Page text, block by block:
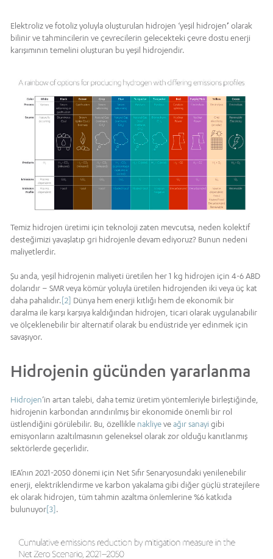
Elektroliz ve fotoliz yoluyla oluşturulan hidrojen ‘yeşil hidrojen’ olarak
bilinir ve tahmincilerin ve çevrecilerin gelecekteki çevre dostu enerji
karışımının temelini oluşturan bu yeşil hidrojendir.
Temiz hidrojen üretimi için teknoloji zaten mevcutsa, neden kolektif
desteğimizi yavaşlatıp gri hidrojenle devam ediyoruz? Bunun nedeni
maliyetlerdir.
Şu anda, yeşil hidrojenin maliyeti üretilen her 1 kg hidrojen için 4-6 ABD
dolarıdır – SMR veya kömür yoluyla üretilen hidrojenden iki veya üç kat
daha pahalıdır.[2] Dünya hem enerji kıtlığı hem de ekonomik bir
daralma ile karşı karşıya kaldığından hidrojen, ticari olarak uygulanabilir
ve ölçeklenebilir bir alternatif olarak bu endüstride yer edinmek için
savaşıyor.
Hidrojenin gücünden yararlanma
Hidrojen’in artan talebi, daha temiz üretim yöntemleriyle birleştiğinde,
hidrojenin karbondan arındırılmış bir ekonomide önemli bir rol
üstlendiğini görülebilir. Bu, özellikle nakliyeveağır sanayi gibi
emisyonların azaltılmasının geleneksel olarak zor olduğu kanıtlanmış
sektörlerde geçerlidir.
IEA’nın 2021-2050 dönemi için Net Sıfır Senaryosundaki yenilenebilir
enerji, elektriklendirme ve karbon yakalama gibi diğer güçlü stratejilere
ek olarak hidrojen, tüm tahmin azaltma önlemlerine %6 katkıda
bulunuyor[3].